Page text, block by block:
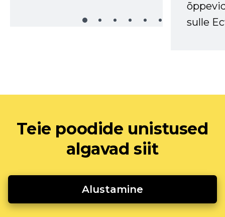
sulle
Teie poodide unistused
algavad siit
Alustamine